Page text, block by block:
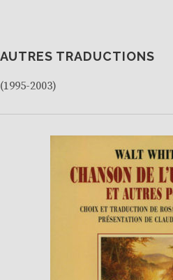
AUTRES TRADUCTIONS
(1995-2003)